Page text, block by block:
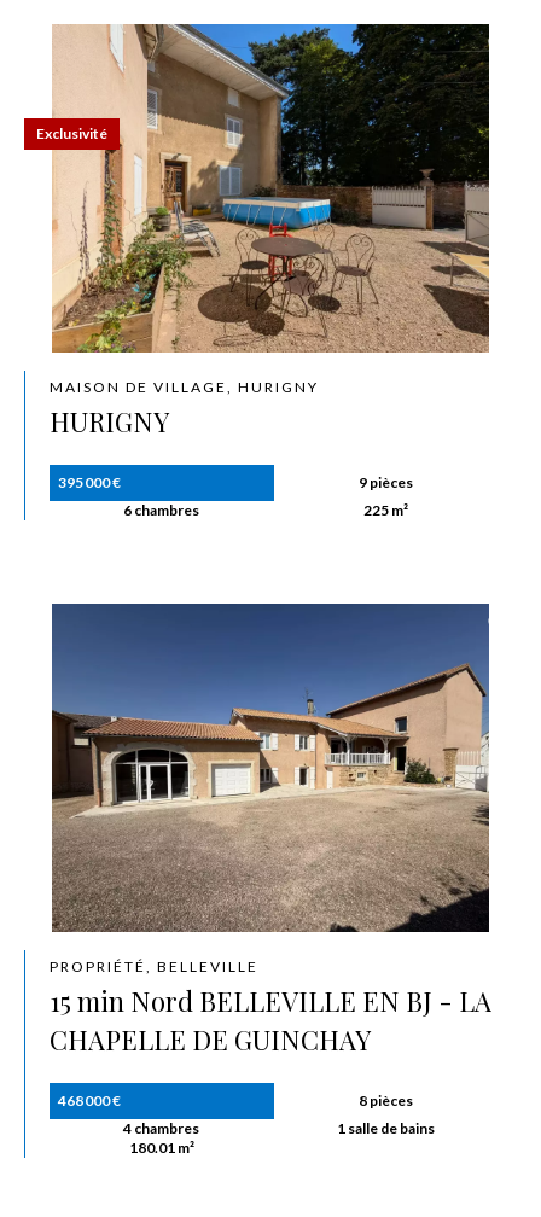
MAISON DE VILLAGE, HURIGNY
HURIGNY
395 000 €
9 pièces
6 chambres
225 m²
Exclusivité
PROPRIÉTÉ, BELLEVILLE
15 min Nord BELLEVILLE EN BJ - LA
CHAPELLE DE GUINCHAY
468 000 €
8 pièces
4 chambres
1 salle de bains
180.01 m²